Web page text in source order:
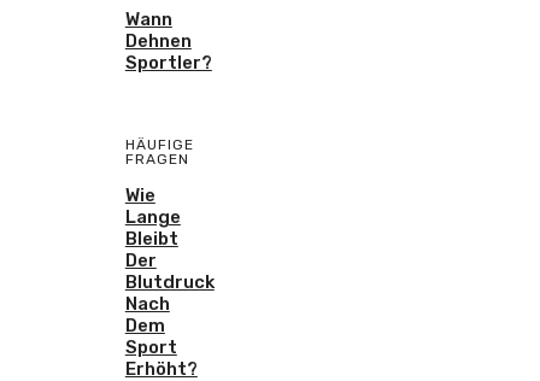
Wann
Dehnen
Sportler?
HÄUFIGE
FRAGEN
Wie
Lange
Bleibt
Der
Blutdruck
Nach
Dem
Sport
Erhöht?